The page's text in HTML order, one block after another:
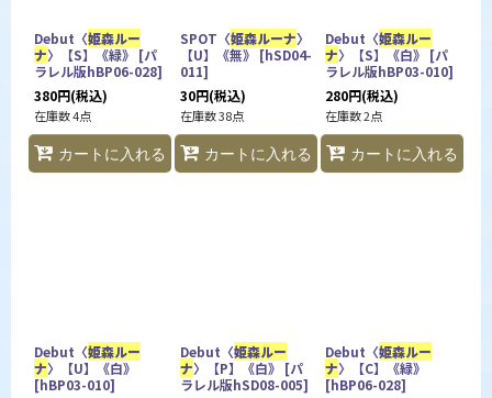
Debut〈姫森ルー
ナ〉【S】《緑》 [パ
ラレル版hBP06-028]
380円(税込)
在庫数 4点
カートに入れる
SPOT〈姫森ルーナ〉
【U】《無》 [hSD04-
011]
30円(税込)
在庫数 38点
カートに入れる
Debut〈姫森ルー
ナ〉【S】《白》 [パ
ラレル版hBP03-010]
280円(税込)
在庫数 2点
カートに入れる
Debut〈姫森ルー
ナ〉【U】《白》
[hBP03-010]
Debut〈姫森ルー
ナ〉【P】《白》 [パ
ラレル版hSD08-005]
Debut〈姫森ルー
ナ〉【C】《緑》
[hBP06-028]